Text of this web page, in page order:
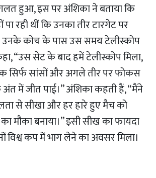
हुआ, इस पर अंशिका ने बताया कि
रही थीं कि उनका तीर टारगेट पर
उनके कोच के पास उस समय टेलीस्कोप
“उस सेट के बाद हमें टेलीस्कोप मिला,
सिर्फ सांसों और अगले तीर पर फोकस
में जीत पाई।” अंशिका कहती हैं, “मैंने
से सीखा और हर हारे हुए मैच को
मौका बनाया।” इसी सीख का फायदा
विश्व कप में भाग लेने का अवसर मिला।